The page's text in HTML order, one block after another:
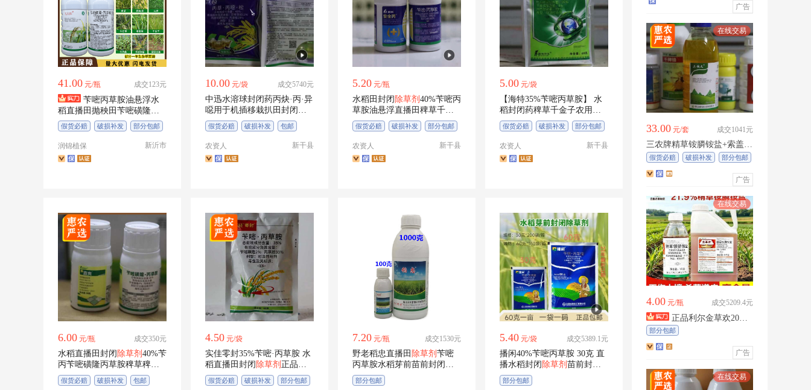
乳氟禾草灵 双草醚 双氟滴辛酯 双氟磺草胺 双氟唑草酮
双环磺草酮 三氯吡氧乙酸 五氟磺草胺 戊氧乙草胺 烯草酮 硝磺草酮
硝磺莠去津 辛酰溴苯腈 硝烟莠去津 硝乙莠去津 异丙甲草胺 异丙隆
莠去津 乙羧草铵膦 乙羧草甘膦 乙氧氟草醚 乙氧异甲戊
唑嘧磺草胺
41.00 元/瓶 成交123元
苄嘧丙草胺油悬浮水
稻直播田抛秧田苄嘧磺隆丙
草胺苗前封闭除草剂
假货必赔 破损补发 部分包邮
润锦植保 新沂市
10.00 元/袋 成交5740元
中迅水溶球封闭药丙炔·丙·异
噁用于机插移栽扒田封闭控
草时间久
假货必赔 破损补发 包邮
农资人 新干县
5.20 元/瓶
水稻田封闭 除草剂 40%苄嘧丙
草胺油悬浮直播田稗草千金
杂草封闭
假货必赔 破损补发 部分包邮
农资人 新干县
5.00 元/袋
【海特35%苄嘧丙草胺】 水
稻封闭药稗草千金子农用 除
草剂
假货必赔 破损补发 部分包邮
农资人 新干县
6.00 元/瓶 成交350元
水稻直播田封闭 除草剂 40%苄
丙苄嘧磺隆丙草胺稗草稗子
千金子
假货必赔 破损补发 包邮
4.50 元/袋
实佳零封35%苄嘧·丙草胺 水
稻直播田封闭 除草剂 正品农
药批
假货必赔 破损补发 部分包邮
7.20 元/瓶 成交1530元
野老稻忠直播田 除草剂 苄嘧
丙草胺水稻芽前苗前封闭杂
草100ml
部分包邮
5.40 元/袋 成交5389.1元
播闲40%苄嘧丙草胺 30克 直
播水稻封闭 除草剂 苗前封闭
除草
部分包邮
广告
广告
33.00 元/套 成交1041元
三农牌精草铵膦铵盐+索盖
+丙炔，小飞蓬牛筋草杀恶性
假货必赔 破损补发 部分包邮
广告
4.00 元/瓶 成交5209.4元
正品利尔金草欢20%
精草铵磷铵盐高含量精草胺
部分包邮